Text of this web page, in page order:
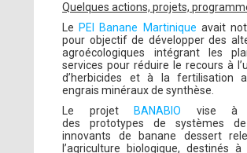
Quelques actions, projets,
Le PEI Banane Martinique avait
pour objectif de développer des
agroécologiques intégrant les
services pour réduire le recours à
d’herbicides et à la fertilisation
engrais minéraux de synthèse.
Le projet
BANABIO vise à
des prototypes de systèmes
innovants de banane dessert
l’agriculture biologique, destinés